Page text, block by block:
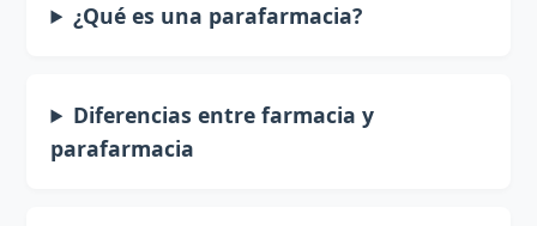
¿Qué es una parafarmacia?
Diferencias entre farmacia y
parafarmacia